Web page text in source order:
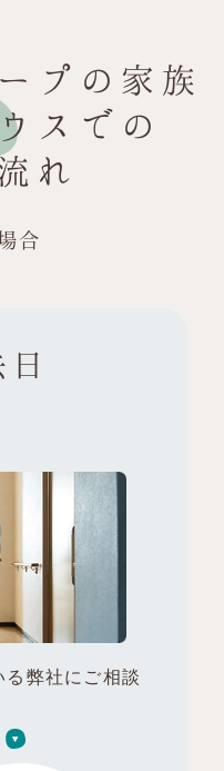
プの家族
スでの
れ
合
弊社にご相談